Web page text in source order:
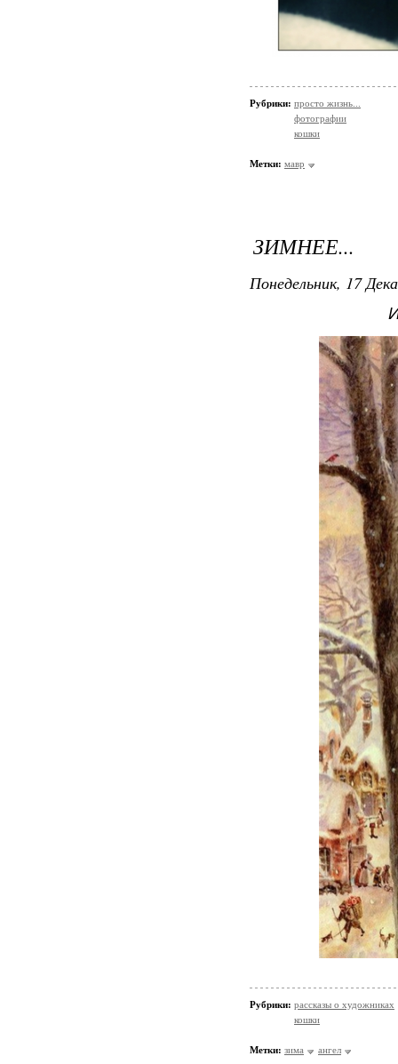
Рубрики: просто жизнь...
фотографии
кошки
Метки: мавр
ЗИМНЕЕ...
Понедельник, 17
Рубрики: рассказы о художниках
кошки
Метки: зима ангел